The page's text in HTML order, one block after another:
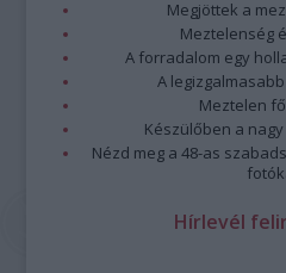
Megjöttek a
Meztelenség
A forradalom egy
A
Meztelen
Készülőben a
Nézd meg a 48-as
Hírlevél